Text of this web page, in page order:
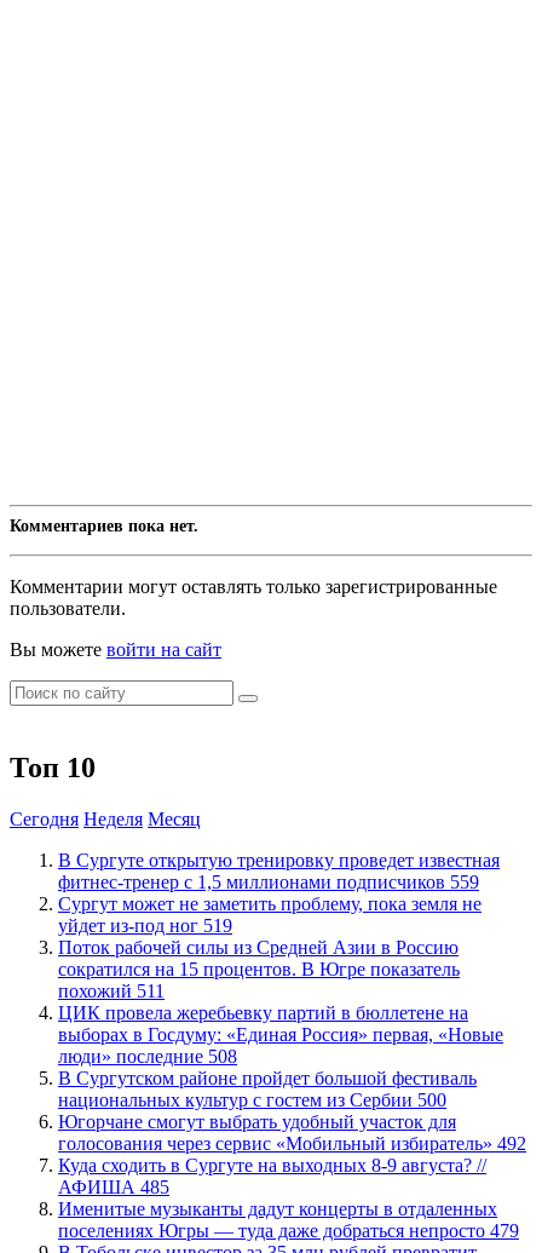
Комментариев пока нет.
Комментарии могут оставлять только зарегистрированные
пользователи.
Вы можете войти на сайт
Топ 10
Сегодня Неделя Месяц
В Сургуте открытую тренировку проведет известная
фитнес-тренер с 1,5 миллионами подписчиков 559
Сургут может не заметить проблему, пока земля не
уйдет из-под ног 519
Поток рабочей силы из Средней Азии в Россию
сократился на 15 процентов. В Югре показатель
похожий 511
ЦИК провела жеребьевку партий в бюллетене на
выборах в Госдуму: «Единая Россия» первая, «Новые
люди» последние 508
В Сургутском районе пройдет большой фестиваль
национальных культур с гостем из Сербии 500
Югорчане смогут выбрать удобный участок для
голосования через сервис «Мобильный избиратель» 492
​Куда сходить в Сургуте на выходных 8-9 августа? //
АФИША 485
Именитые музыканты дадут концерты в отдаленных
поселениях Югры — туда даже добраться непросто 479